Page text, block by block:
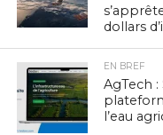
dollars
EN BREF
AgTech
l’eau